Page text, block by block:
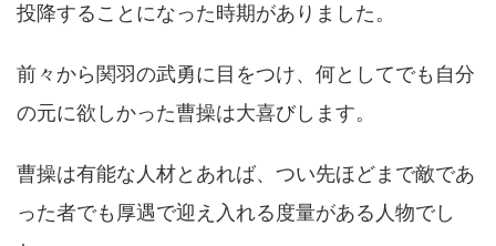
投降することになった時期がありました。
前々から関羽の武勇に目をつけ、何としてでも自分
の元に欲しかった曹操は大喜びします。
曹操は有能な人材とあれば、つい先ほどまで敵であ
った者でも厚遇で迎え入れる度量がある人物でし